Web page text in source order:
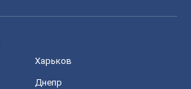
Харьков
Днепр